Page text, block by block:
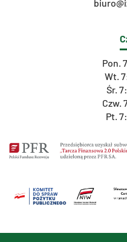
Pon.
Wt.
Śr.
Czw.
Pt.